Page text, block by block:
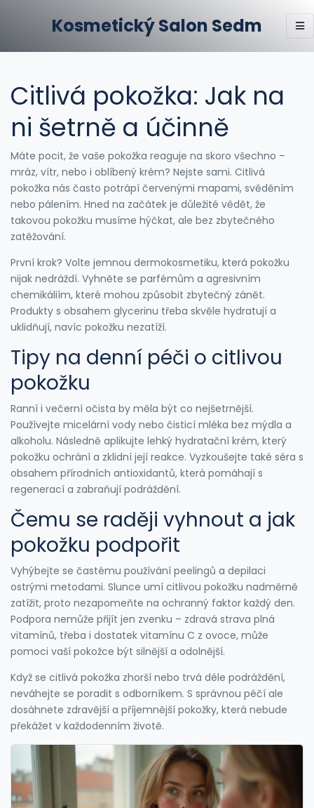
Kosmetický Salon Sedm
Citlivá pokožka: Jak na
ni šetrně a účinně
Máte pocit, že vaše pokožka reaguje na skoro všechno –
mráz, vítr, nebo i oblíbený krém? Nejste sami. Citlivá
pokožka nás často potrápí červenými mapami, svěděním
nebo pálením. Hned na začátek je důležité vědět, že
takovou pokožku musíme hýčkat, ale bez zbytečného
zatěžování.
První krok? Volte jemnou dermokosmetiku, která pokožku
nijak nedráždí. Vyhněte se parfémům a agresivním
chemikáliím, které mohou způsobit zbytečný zánět.
Produkty s obsahem glycerinu třeba skvěle hydratují a
uklidňují, navíc pokožku nezatíží.
Tipy na denní péči o citlivou
pokožku
Ranní i večerní očista by měla být co nejšetrnější.
Používejte micelární vody nebo čisticí mléka bez mýdla a
alkoholu. Následně aplikujte lehký hydratační krém, který
pokožku ochrání a zklidní její reakce. Vyzkoušejte také séra s
obsahem přírodních antioxidantů, která pomáhají s
regenerací a zabraňují podráždění.
Čemu se raději vyhnout a jak
pokožku podpořit
Vyhýbejte se častému používání peelingů a depilaci
ostrými metodami. Slunce umí citlivou pokožku nadměrně
zatížit, proto nezapomeňte na ochranný faktor každý den.
Podpora nemůže přijít jen zvenku – zdravá strava plná
vitamínů, třeba i dostatek vitamínu C z ovoce, může
pomoci vaší pokožce být silnější a odolnější.
Když se citlivá pokožka zhorší nebo trvá déle podráždění,
neváhejte se poradit s odborníkem. S správnou péčí ale
dosáhnete zdravější a příjemnější pokožky, která nebude
překážet v každodenním životě.